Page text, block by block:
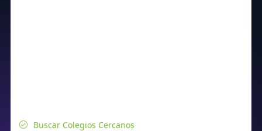
Buscar Colegios Cercanos